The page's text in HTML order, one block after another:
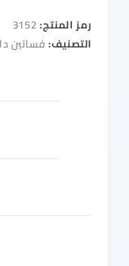
رمز المنتج:3152
التصنيف: فساتين